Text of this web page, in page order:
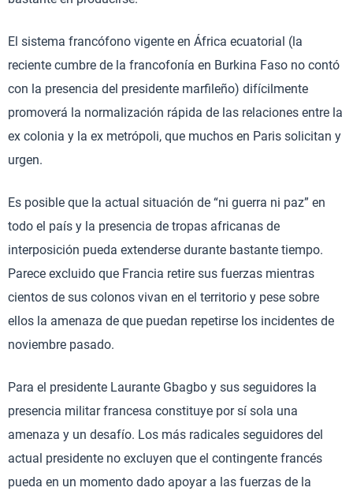
El sistema francófono vigente en África ecuatorial (la
reciente cumbre de la francofonía en Burkina Faso no contó
con la presencia del presidente marfileño) difícilmente
promoverá la normalización rápida de las relaciones entre la
ex colonia y la ex metrópoli, que muchos en Paris solicitan y
urgen.
Es posible que la actual situación de “ni guerra ni paz” en
todo el país y la presencia de tropas africanas de
interposición pueda extenderse durante bastante tiempo.
Parece excluido que Francia retire sus fuerzas mientras
cientos de sus colonos vivan en el territorio y pese sobre
ellos la amenaza de que puedan repetirse los incidentes de
noviembre pasado.
Para el presidente Laurante Gbagbo y sus seguidores la
presencia militar francesa constituye por sí sola una
amenaza y un desafío. Los más radicales seguidores del
actual presidente no excluyen que el contingente francés
pueda en un momento dado apoyar a las fuerzas de la